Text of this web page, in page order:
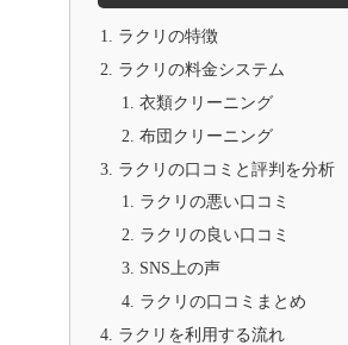
ラクリの特徴
ラクリの料金システム
衣類クリーニング
布団クリーニング
ラクリの口コミと評判を分析
ラクリの悪い口コミ
ラクリの良い口コミ
SNS上の声
ラクリの口コミまとめ
ラクリを利用する流れ